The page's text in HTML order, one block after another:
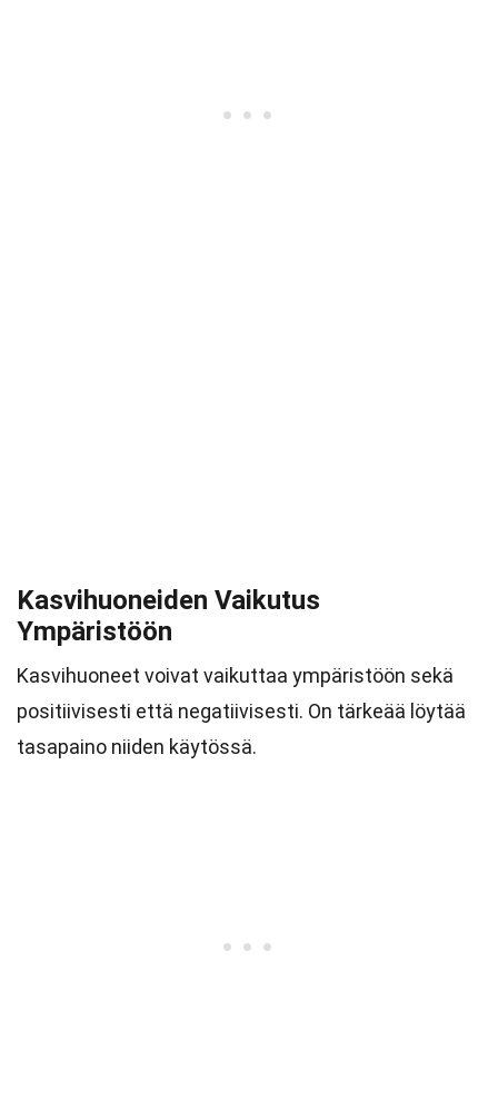
Kasvihuoneiden Vaikutus
Ympäristöön
Kasvihuoneet voivat vaikuttaa ympäristöön sekä
positiivisesti että negatiivisesti. On tärkeää löytää
tasapaino niiden käytössä.